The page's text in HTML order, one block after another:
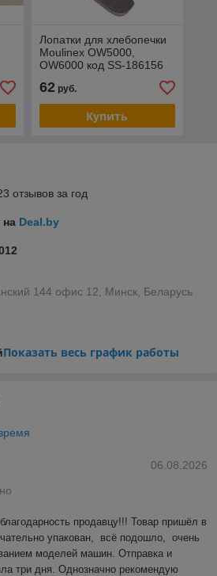
Лопатки для хлебопечки
Moulinex OW5000,
OW6000 код SS-186156
62руб.
Купить
отзывов за год
на Deal.by
144 офис 12, Минск, Беларусь
Показать весь график работы
06.08.2026
продавцу!!! Товар пришёл в
упакован,  всё подошло,  очень
моделей машин. Отправка и
три дня. Однозначно рекомендую